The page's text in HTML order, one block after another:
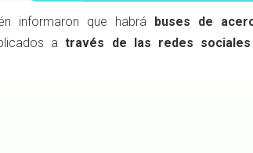
informaron que habrá buses de
através de las redes